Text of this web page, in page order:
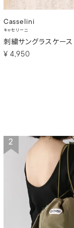
Casselini
キャセリーニ
刺繍サングラスケース
¥ 4,950
2